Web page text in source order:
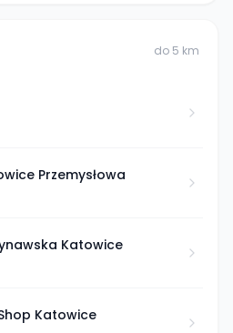
do 5 km
Przemysłowa
Katowice
Katowice